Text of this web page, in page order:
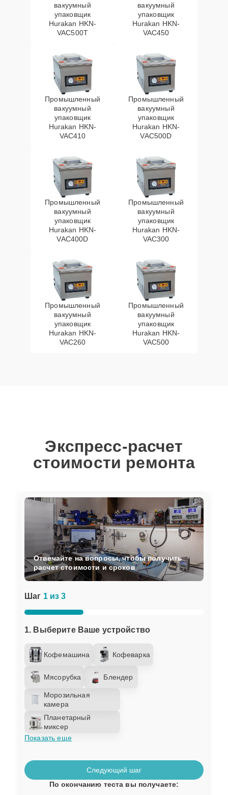
вакуумный
упаковщик
Hurakan HKN-
VAC500T
вакуумный
упаковщик
Hurakan HKN-
VAC450
Промышленный
вакуумный
упаковщик
Hurakan HKN-
VAC410
Промышленный
вакуумный
упаковщик
Hurakan HKN-
VAC500D
Промышленный
вакуумный
упаковщик
Hurakan HKN-
VAC400D
Промышленный
вакуумный
упаковщик
Hurakan HKN-
VAC300
Промышленный
вакуумный
упаковщик
Hurakan HKN-
VAC260
Промышленный
вакуумный
упаковщик
Hurakan HKN-
VAC500
Экспресс-расчет
стоимости ремонта
Шаг 1 из 3
1. Выберите Ваше устройство
Кофемашина Кофеварка
Мясорубка Блендер
Морозильная
камера
Планетарный
миксер
Показать еще
Отвечайте на вопросы, чтобы получить
расчет стоимости и сроков
Следующий шаг
По окончанию теста вы получаете: